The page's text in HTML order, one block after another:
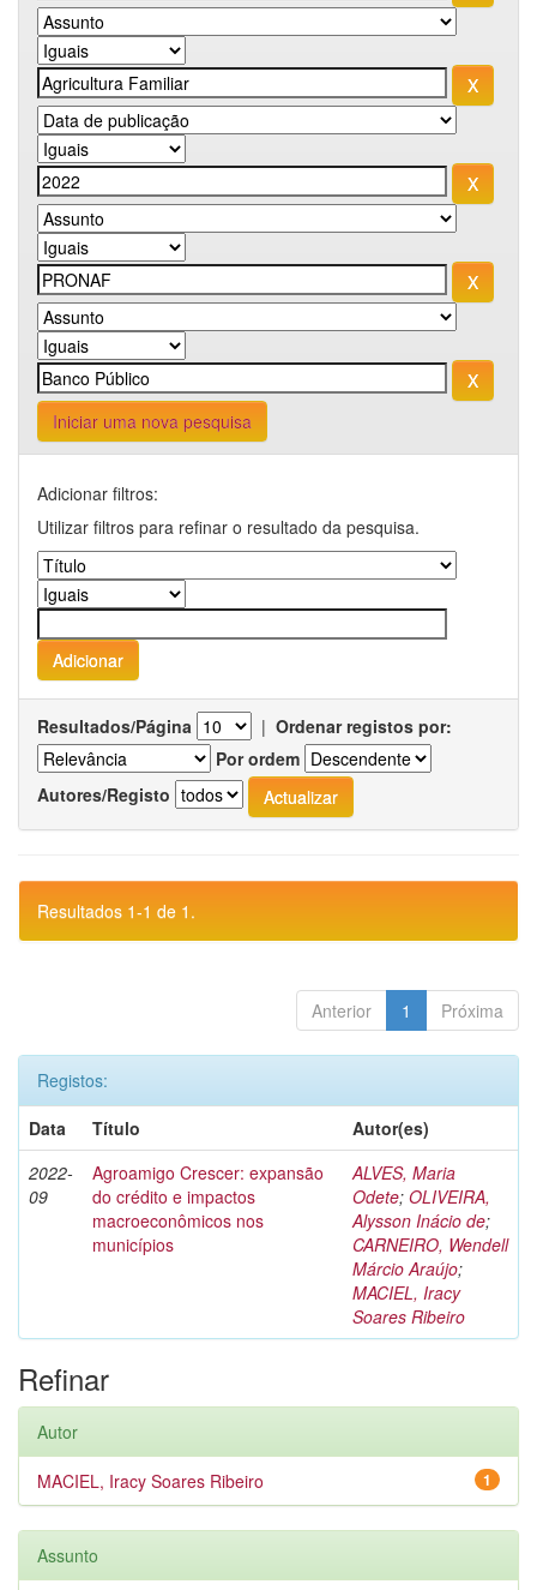
Iniciar uma nova pesquisa
Adicionar filtros:
Utilizar filtros para refinar o resultado da pesquisa.
Resultados/Página | Ordenar registos por:
Por ordem
Autores/Registo
Resultados 1-1 de 1.
Anterior 1 Próxima
Registos:
Data
Título
Autor(es)
2022-
09
Agroamigo Crescer: expansão
do crédito e impactos
macroeconômicos nos
municípios
ALVES, Maria
Odete; OLIVEIRA,
Alysson Inácio de;
CARNEIRO, Wendell
Márcio Araújo;
MACIEL, Iracy
Soares Ribeiro
Refinar
Autor
1
MACIEL, Iracy Soares Ribeiro
Assunto